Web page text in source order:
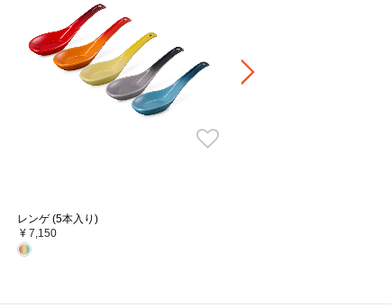
レンゲ (5本入り)
¥ 7,150